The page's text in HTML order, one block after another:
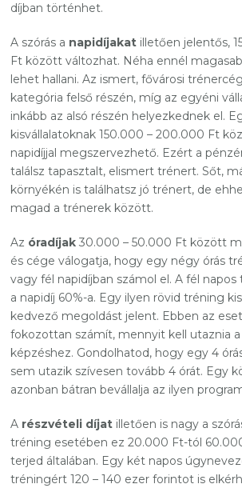
díjban történhet.
A szórás a napidíjakat illetően jelentős,
Ft között változhat. Néha ennél
lehet hallani. Az ismert, fővárosi
kategória felső részén, míg az egyéni
inkább az alsó részén helyezkednek el.
kisvállalatoknak 150.000 – 200.000 Ft
napidíjjal megszervezhető. Ezért a
találsz tapasztalt, elismert trénert. Sőt,
környékén is találhatsz jó trénert, de
magad a trénerek között.
Az óradíjak30.000 – 50.000 Ft között
és cége válogatja, hogy egy négy órás
vagy fél napidíjban számol el. A fél napos
a napidíj 60%-a. Egy ilyen rövid tréning
kedvező megoldást jelent. Ebben az
fokozottan számít, mennyit kell utaznia
képzéshez. Gondolhatod, hogy egy 4
sem utazik szívesen tovább 4 órát. Egy
azonban bátran bevállalja az ilyen
A részvételi díjat illetően is nagy a
tréning esetében ez 20.000 Ft-tól
terjed általában. Egy két napos
tréningért 120 – 140 ezer forintot is